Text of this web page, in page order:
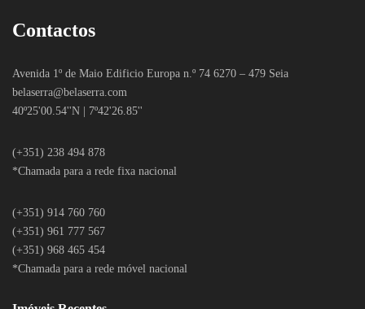
Contactos
Avenida 1º de Maio Edificio Europa n.º 74 6270 – 479 Seia
belaserra@belaserra.com
40º25'00.54''N | 7º42'26.85''
(+351) 238 494 878
*Chamada para a rede fixa nacional
(+351) 914 760 760
(+351) 961 777 567
(+351) 968 465 454
*Chamada para a rede móvel nacional